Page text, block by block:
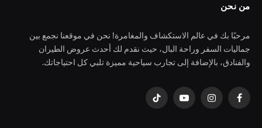
من نحن
مرحبًا بك في عالم الاستكشاف والمغامرة! نحن في موقعنا نجمع بين
جماليات السفر وراحة البال، حيث نقدم لك أحدث عروض الطيران
والفنادق، بالإضافة إلى تجارب سياحية مميزة تلبي كل احتياجاتك.
فيسبوكالانستغراميوتيوب تيكتوك